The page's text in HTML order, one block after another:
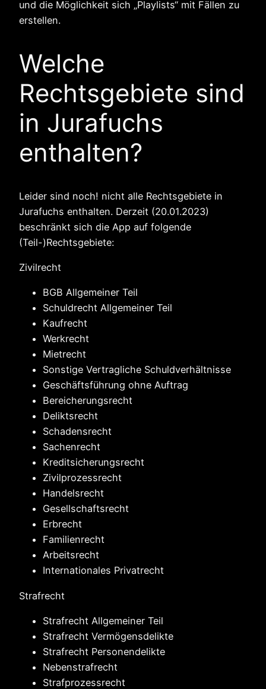
und die Möglichkeit sich „Playlists“ mit Fällen zu
erstellen.
Welche
Rechtsgebiete sind
in Jurafuchs
enthalten?
Leider sind noch! nicht alle Rechtsgebiete in
Jurafuchs enthalten. Derzeit (20.01.2023)
beschränkt sich die App auf folgende
(Teil-)Rechtsgebiete:
Zivilrecht
BGB Allgemeiner Teil
Schuldrecht Allgemeiner Teil
Kaufrecht
Werkrecht
Mietrecht
Sonstige Vertragliche Schuldverhältnisse
Geschäftsführung ohne Auftrag
Bereicherungsrecht
Deliktsrecht
Schadensrecht
Sachenrecht
Kreditsicherungsrecht
Zivilprozessrecht
Handelsrecht
Gesellschaftsrecht
Erbrecht
Familienrecht
Arbeitsrecht
Internationales Privatrecht
Strafrecht
Strafrecht Allgemeiner Teil
Strafrecht Vermögensdelikte
Strafrecht Personendelikte
Nebenstrafrecht
Strafprozessrecht